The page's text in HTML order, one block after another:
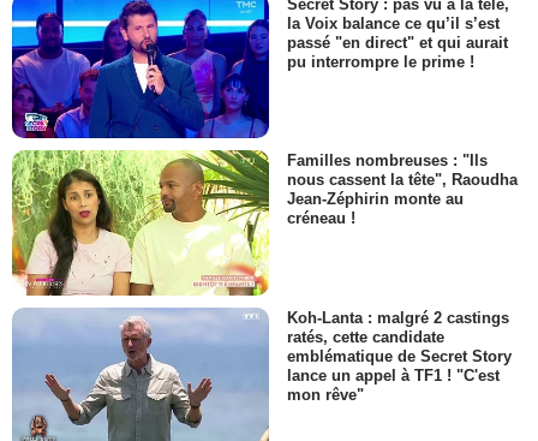
Secret Story : pas vu à la télé,
la Voix balance ce qu’il s’est
passé "en direct" et qui aurait
pu interrompre le prime !
Familles nombreuses : "Ils
nous cassent la tête", Raoudha
Jean-Zéphirin monte au
créneau !
Koh-Lanta : malgré 2 castings
ratés, cette candidate
emblématique de Secret Story
lance un appel à TF1 ! "C'est
mon rêve"